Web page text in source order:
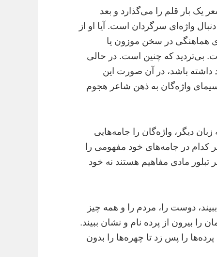
یک بار قلم را می‌گذارد و بعد
واژه‌ای سرگردان است. آیا او از
هماهنگی در سخن موزون یا
بی‌تردید که چنین است. در حالی
داشته باشد، در آن صورت این
واژه‌گان به ذهن شاعر هجوم
دیگر، واژه‌گان را جامه‌هایی
کدام در جامه‌های خود مفهومی را
تبلور مادی مفاهیم هستند نه خود
دوست را، مردم را و همه چیز
را بیرون از پرده نام و نشان ببیند.
را پس زد تا چهره‌ها را بدون